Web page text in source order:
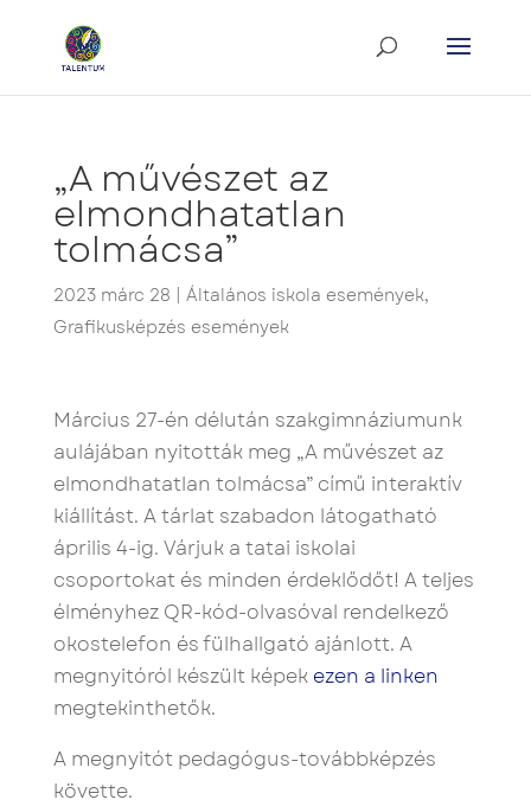
„A művészet az
elmondhatatlan
tolmácsa”
2023 márc 28 Általános iskola események,
Grafikusképzés események
Március 27-én délután szakgimnáziumunk
aulájában nyitották meg „A művészet az
elmondhatatlan tolmácsa” című interaktív
kiállítást. A tárlat szabadon látogatható
április 4-ig. Várjuk a tatai iskolai
csoportokat és minden érdeklődőt! A teljes
élményhez QR-kód-olvasóval rendelkező
okostelefon és fülhallgató ajánlott. A
megnyitóról készült képek ezen a linken
megtekinthetők.
A megnyitót pedagógus-továbbképzés
követte.